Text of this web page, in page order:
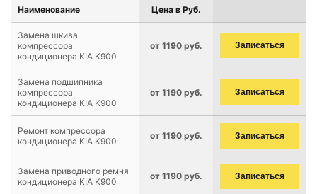
Наименование Цена в Руб.
Замена шкива
компрессора
кондиционера KIA K900
от 1190 руб. Записаться
Замена подшипника
компрессора
кондиционера KIA K900
от 1190 руб. Записаться
Ремонт компрессора
кондиционера KIA K900
от 1190 руб. Записаться
Замена приводного ремня
кондиционера KIA K900
от 1190 руб. Записаться